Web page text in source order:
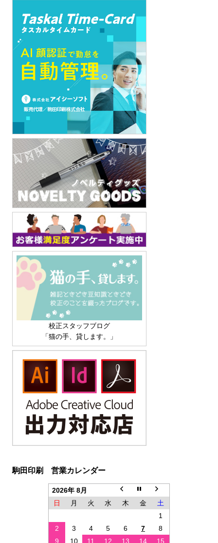
校正スタッフブログ
「猫の手、貸します。」
駒田印刷 営業カレンダー
2026年 8月
日
月 火 水 木 金
土
1
2
3 4 5 6 7
8
9
10 11 12 13 14 15